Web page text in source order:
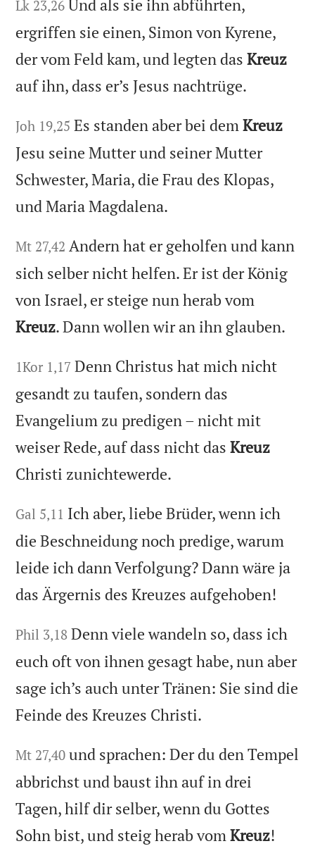
Lk 23,26 Und als sie ihn abführten,
ergriffen sie einen, Simon von Kyrene,
der vom Feld kam, und legten dasKreuz
auf ihn, dass er’s Jesus nachtrüge.
Joh 19,25 Es standen aber bei demKreuz
Jesu seine Mutter und seiner Mutter
Schwester, Maria, die Frau des Klopas,
und Maria Magdalena.
Mt 27,42 Andern hat er geholfen und kann
sich selber nicht helfen. Er ist der König
von Israel, er steige nun herab vom
Kreuz. Dann wollen wir an ihn glauben.
1Kor 1,17 Denn Christus hat mich nicht
gesandt zu taufen, sondern das
Evangelium zu predigen – nicht mit
weiser Rede, auf dass nicht dasKreuz
Christi zunichtewerde.
Gal 5,11 Ich aber, liebe Brüder, wenn ich
die Beschneidung noch predige, warum
leide ich dann Verfolgung? Dann wäre ja
das Ärgernis des Kreuzes aufgehoben!
Phil 3,18 Denn viele wandeln so, dass ich
euch oft von ihnen gesagt habe, nun aber
sage ich’s auch unter Tränen: Sie sind die
Feinde des Kreuzes Christi.
Mt 27,40 und sprachen: Der du den Tempel
abbrichst und baust ihn auf in drei
Tagen, hilf dir selber, wenn du Gottes
Sohn bist, und steig herab vomKreuz!